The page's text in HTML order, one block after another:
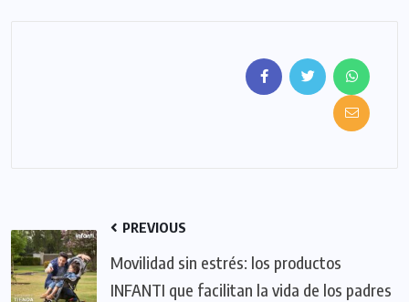
PREVIOUS
Movilidad sin estrés: los productos
INFANTI que facilitan la vida de los padres